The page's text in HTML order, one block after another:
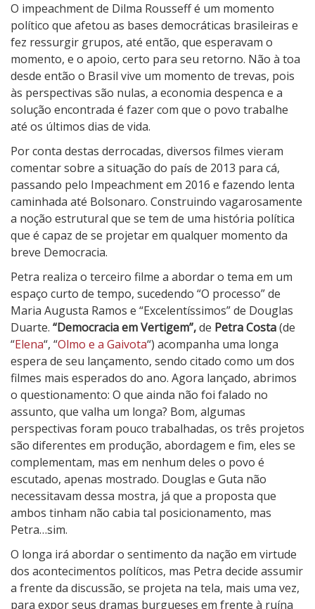
r
a
c
i
a
e
m
V
e
r
t
i
g
e
m
O impeachment de Dilma Rousseff é um momento
político que afetou as bases democráticas brasileiras e
fez ressurgir grupos, até então, que esperavam o
momento, e o apoio, certo para seu retorno. Não à toa
desde então o Brasil vive um momento de trevas, pois
às perspectivas são nulas, a economia despenca e a
solução encontrada é fazer com que o povo trabalhe
até os últimos dias de vida.
Por conta destas derrocadas, diversos filmes vieram
comentar sobre a situação do país de 2013 para cá,
passando pelo Impeachment em 2016 e fazendo lenta
caminhada até Bolsonaro. Construindo vagarosamente
a noção estrutural que se tem de uma história política
que é capaz de se projetar em qualquer momento da
breve Democracia.
Petra realiza o terceiro filme a abordar o tema em um
espaço curto de tempo, sucedendo “O processo” de
Maria Augusta Ramos e “Excelentíssimos” de Douglas
Duarte. “Democracia em Vertigem”,de Petra Costa(de
“Elena“, “Olmo e a Gaivota“) acompanha uma longa
espera de seu lançamento, sendo citado como um dos
filmes mais esperados do ano. Agora lançado, abrimos
o questionamento: O que ainda não foi falado no
assunto, que valha um longa? Bom, algumas
perspectivas foram pouco trabalhadas, os três projetos
são diferentes em produção, abordagem e fim, eles se
complementam, mas em nenhum deles o povo é
escutado, apenas mostrado. Douglas e Guta não
necessitavam dessa mostra, já que a proposta que
ambos tinham não cabia tal posicionamento, mas
Petra…sim.
O longa irá abordar o sentimento da nação em virtude
dos acontecimentos políticos, mas Petra decide assumir
a frente da discussão, se projeta na tela, mais uma vez,
para expor seus dramas burgueses em frente à ruína